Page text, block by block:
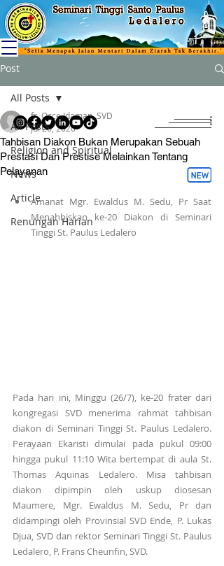
Post
All Posts
Religion and Spiritual
News
Article
Renungan Harian
All Posts
Tahbisan Diakon Bukan Merupakan Sebuah
Prestasi Dan Prestise Melainkan Tentang
Pelayanan
fr. Occe Idaman, SVD
Jul 26, 2020
Amanat Mgr. Ewaldus M. Sedu, Pr Saat
Menahbiskan ke-20 Diakon di Seminari
Tinggi St. Paulus Ledalero
Pada hari ini, Minggu (26/7), ke-20 frater dari
kongregasi SVD menerima rahmat tahbisan
diakon di Seminari Tinggi St. Paulus Ledalero.
Perayaan Ekaristi dimulai pada pukul 09:00
hingga pukul 11:10 Wita bertempat di aula St.
Thomas Aquinas Ledalero. Misa tahbisan
diakon dipimpin oleh uskup diosesan
Maumere, Mgr. Ewaldus M. Sedu, Pr dan
didampingi oleh Provinsial SVD Ende, P. Lukas
Djua, SVD dan rektor Seminari Tinggi St. Paulus
Ledalero, P. Frans Cheunfin, SVD.